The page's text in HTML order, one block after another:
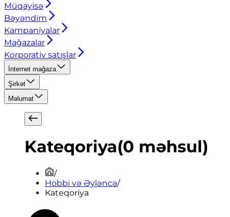
Müqayisə
Bəyəndim
Kampaniyalar
Mağazalar
Korporativ satışlar
İnternet mağaza
Şirkət
Məlumat
Kateqoriya(0 məhsul)
/
Hobbi və Əyləncə/
Kateqoriya